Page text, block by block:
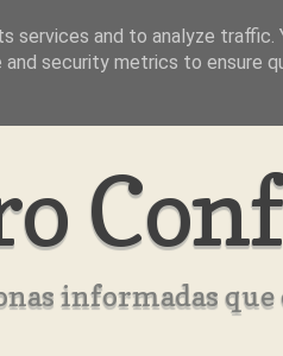
informadas
services and to analyze traffic.
security metrics to ensure